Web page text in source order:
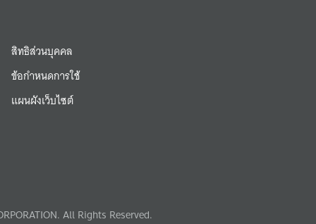
สิทธิส่วนบุคคล
ข้อกำหนดการใช้
แผนผังเว็บไซต์
All Rights Reserved.